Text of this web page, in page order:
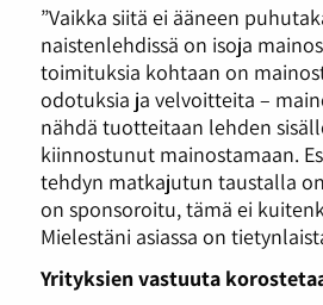
”Vaikka siitä ei ääneen
naistenlehdissä on isoja
toimituksia kohtaan on
odotuksia ja velvoitteita –
nähdä tuotteitaan lehden
kiinnostunut mainostamaan.
tehdyn matkajutun taustalla
on sponsoroitu, tämä ei
Mielestäni asiassa on
Yrityksien vastuuta